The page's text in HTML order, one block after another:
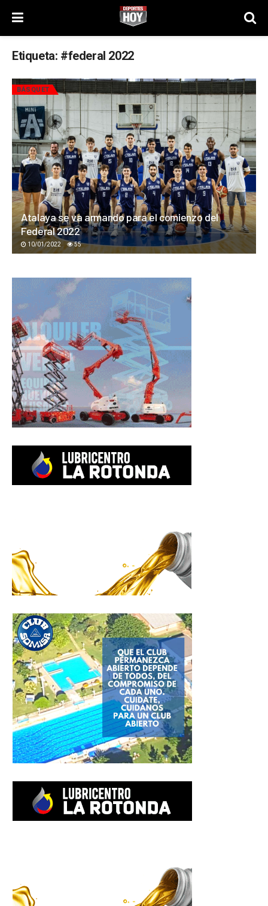
Etiqueta: #federal 2022
BÁSQUET
Atalaya se va armando para el comienzo del
Federal 2022
10/01/2022 55